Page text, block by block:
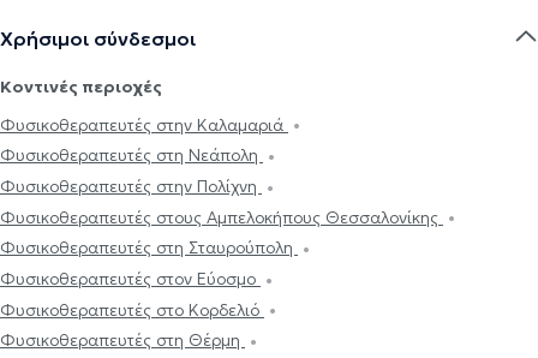
Χρήσιμοι σύνδεσμοι
Κοντινές περιοχές
Φυσικοθεραπευτές στην Καλαμαριά
Φυσικοθεραπευτές στη Νεάπολη
Φυσικοθεραπευτές στην Πολίχνη
Φυσικοθεραπευτές στους Αμπελοκήπους Θεσσαλονίκης
Φυσικοθεραπευτές στη Σταυρούπολη
Φυσικοθεραπευτές στον Εύοσμο
Φυσικοθεραπευτές στο Κορδελιό
Φυσικοθεραπευτές στη Θέρμη